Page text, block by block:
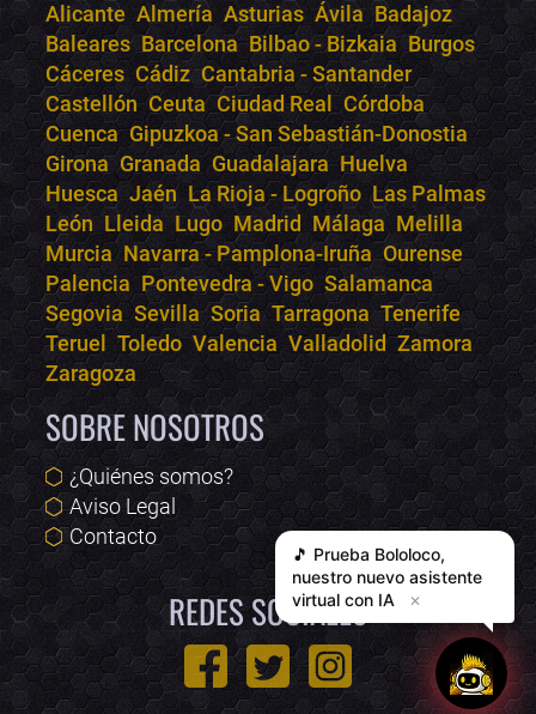
Alicante Almería Asturias Ávila Badajoz
Baleares Barcelona Bilbao - Bizkaia Burgos
Cáceres Cádiz Cantabria - Santander
Castellón Ceuta Ciudad Real Córdoba
Cuenca Gipuzkoa - San Sebastián-Donostia
Girona Granada Guadalajara Huelva
Huesca Jaén La Rioja - Logroño Las Palmas
León Lleida Lugo Madrid Málaga Melilla
Murcia Navarra - Pamplona-Iruña Ourense
Palencia Pontevedra - Vigo Salamanca
Segovia Sevilla Soria Tarragona Tenerife
Teruel
Toledo Valencia Valladolid Zamora
Zaragoza
SOBRE NOSOTROS
¿Quiénes somos?
Aviso Legal
Contacto
REDES SOCIALES
🎵 Prueba Bololoco,
nuestro nuevo asistente
virtual con IA
✕
Bololoco · conciertos.club
Online · Te ayudo a encontrar conciertos